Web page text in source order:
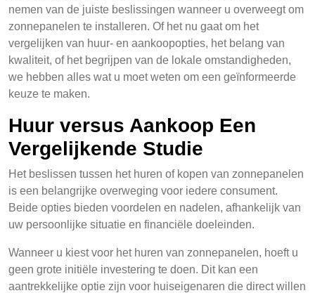
nemen van de juiste beslissingen wanneer u overweegt om
zonnepanelen te installeren. Of het nu gaat om het
vergelijken van huur- en aankoopopties, het belang van
kwaliteit, of het begrijpen van de lokale omstandigheden,
we hebben alles wat u moet weten om een geïnformeerde
keuze te maken.
Huur versus Aankoop Een
Vergelijkende Studie
Het beslissen tussen het huren of kopen van zonnepanelen
is een belangrijke overweging voor iedere consument.
Beide opties bieden voordelen en nadelen, afhankelijk van
uw persoonlijke situatie en financiële doeleinden.
Wanneer u kiest voor het huren van zonnepanelen, hoeft u
geen grote initiële investering te doen. Dit kan een
aantrekkelijke optie zijn voor huiseigenaren die direct willen